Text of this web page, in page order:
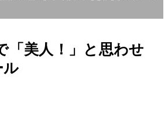
「美人！」と思わせ
ル